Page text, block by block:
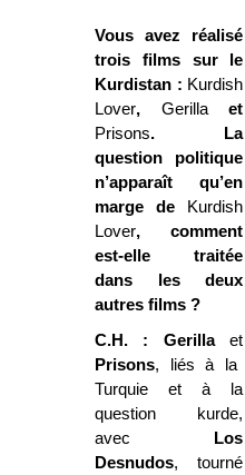
Vous avez réalisé
trois films sur le
Kurdistan : Kurdish
Lover, Gerillaet
Prisons. La
question politique
n’apparaît qu’en
marge de Kurdish
Lover, comment
est-elle traitée
dans les deux
autres films ?
C.H. :
Gerillaet
Prisons, liés à la
Turquie et à la
question kurde,
avec
Los
Desnudos, tourné